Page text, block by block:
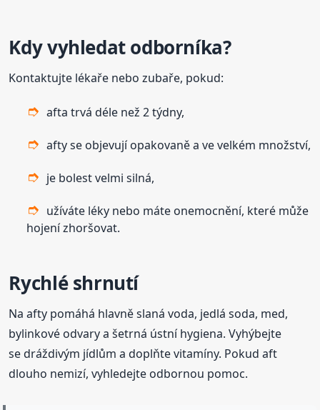
Kdy vyhledat odborníka?
Kontaktujte lékaře nebo zubaře, pokud:
afta trvá déle než 2 týdny,
afty se objevují opakovaně a ve velkém množství,
je bolest velmi silná,
užíváte léky nebo máte onemocnění, které může
hojení zhoršovat.
Rychlé shrnutí
Na afty pomáhá hlavně slaná voda, jedlá soda, med,
bylinkové odvary a šetrná ústní hygiena. Vyhýbejte
se dráždivým jídlům a doplňte vitamíny. Pokud aft
dlouho nemizí, vyhledejte odbornou pomoc.